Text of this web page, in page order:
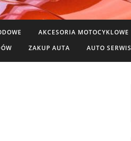
AKCESORIA MOTOCYKLOWE
ZAKUP AUTA AUTO SERWIS